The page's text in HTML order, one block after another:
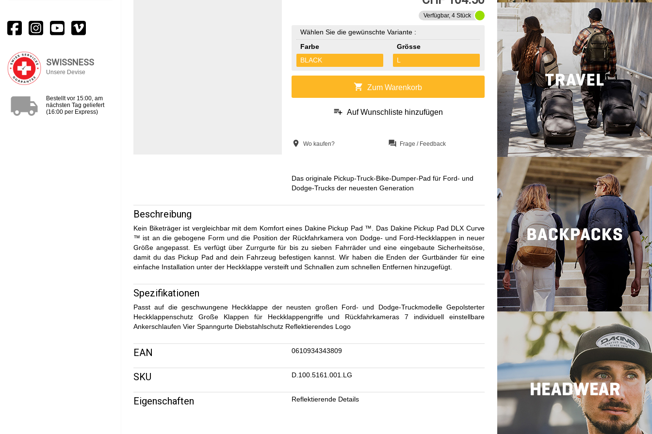
SWISSNESS
Unsere Devise
local_shipping
Bestellt vor 15:00, am
nächsten Tag geliefert
(16:00 per Express)
Verfügbar, 4 Stück
Wählen Sie die gewünschte Variante :
Farbe
BLACK
Grösse
L
shopping_cart Zum Warenkorb
playlist_add Auf Wunschliste hinzufügen
location_on Wo kaufen? question_answer Frage / Feedback
Das originale Pickup-Truck-Bike-Dumper-Pad für Ford- und
Dodge-Trucks der neuesten Generation
Beschreibung
Kein Biketräger ist vergleichbar mit dem Komfort eines Dakine Pickup Pad ™. Das Dakine Pickup Pad DLX Curve
™ ist an die gebogene Form und die Position der Rückfahrkamera von Dodge- und Ford-Heckklappen in neuer
Größe angepasst. Es verfügt über Zurrgurte für bis zu sieben Fahrräder und eine eingebaute Sicherheitsöse,
damit du das Pickup Pad and dein Fahrzeug befestigen kannst. Wir haben die Enden der Gurtbänder für eine
einfache Installation unter der Heckklappe versteift und Schnallen zum schnellen Entfernen hinzugefügt.
Spezifikationen
Passt auf die geschwungene Heckklappe der neusten großen Ford- und Dodge-Truckmodelle Gepolsterter
Heckklappenschutz Große Klappen für Heckklappengriffe und Rückfahrkameras 7 individuell einstellbare
Ankerschlaufen Vier Spanngurte Diebstahlschutz Reflektierendes Logo
EAN 0610934343809
SKU D.100.5161.001.LG
Eigenschaften Reflektierende Details